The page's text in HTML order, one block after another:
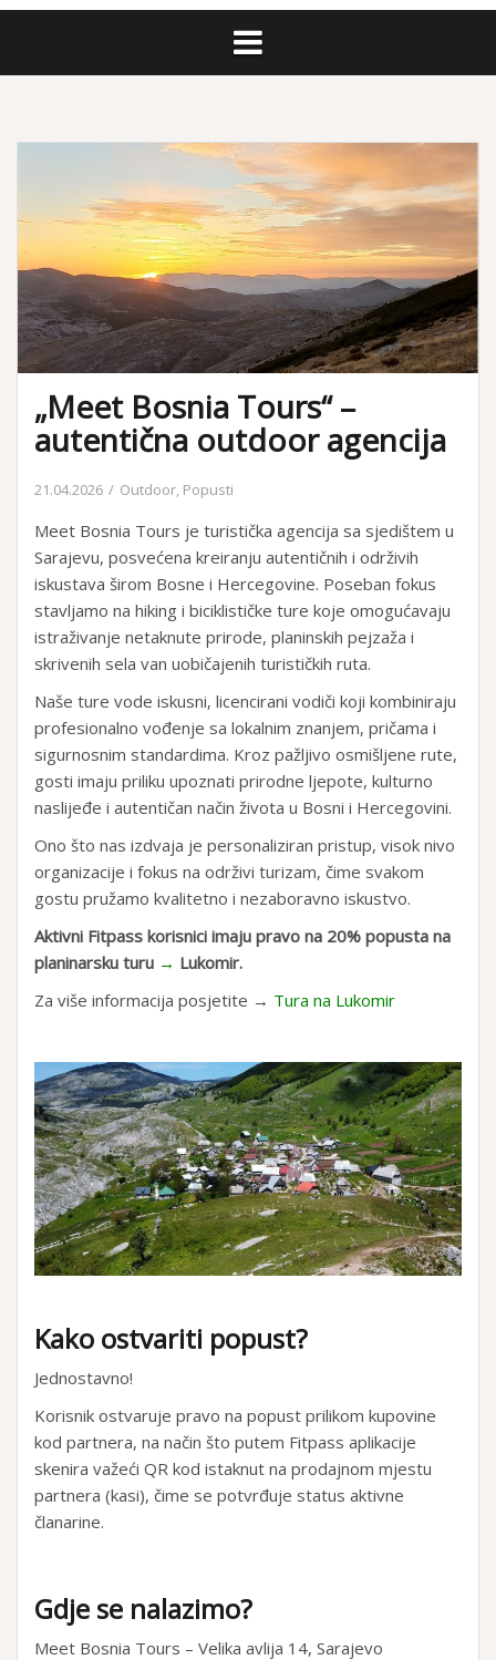
„Meet Bosnia Tours“ –
autentična outdoor agencija
21.04.2026 Outdoor, Popusti
Meet Bosnia Tours je turistička agencija sa sjedištem u
Sarajevu, posvećena kreiranju autentičnih i održivih
iskustava širom Bosne i Hercegovine. Poseban fokus
stavljamo na hiking i biciklističke ture koje omogućavaju
istraživanje netaknute prirode, planinskih pejzaža i
skrivenih sela van uobičajenih turističkih ruta.
Naše ture vode iskusni, licencirani vodiči koji kombiniraju
profesionalno vođenje sa lokalnim znanjem, pričama i
sigurnosnim standardima. Kroz pažljivo osmišljene rute,
gosti imaju priliku upoznati prirodne ljepote, kulturno
naslijeđe i autentičan način života u Bosni i Hercegovini.
Ono što nas izdvaja je personaliziran pristup, visok nivo
organizacije i fokus na održivi turizam, čime svakom
gostu pružamo kvalitetno i nezaboravno iskustvo.
Aktivni Fitpass korisnici imaju pravo na 20% popusta na
planinarsku turu → Lukomir.
Za više informacija posjetite → Tura na Lukomir
Kako ostvariti popust?
Jednostavno!
Korisnik ostvaruje pravo na popust prilikom kupovine
kod partnera, na način što putem Fitpass aplikacije
skenira važeći QR kod istaknut na prodajnom mjestu
partnera (kasi), čime se potvrđuje status aktivne
članarine.
Gdje se nalazimo?
Meet Bosnia Tours – Velika avlija 14, Sarajevo